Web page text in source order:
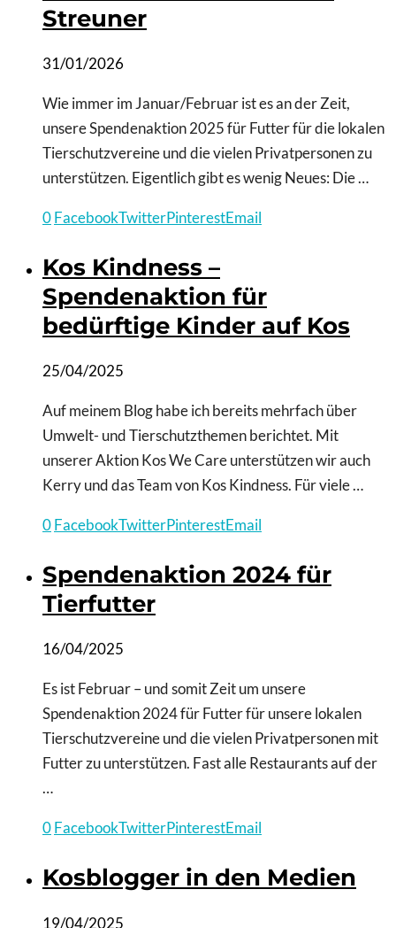
Streuner
31/01/2026
Wie immer im Januar/Februar ist es an der Zeit,
unsere Spendenaktion 2025 für Futter für die lokalen
Tierschutzvereine und die vielen Privatpersonen zu
unterstützen. Eigentlich gibt es wenig Neues: Die …
0FacebookTwitterPinterestEmail
Kos Kindness –
Spendenaktion für
bedürftige Kinder auf Kos
25/04/2025
Auf meinem Blog habe ich bereits mehrfach über
Umwelt- und Tierschutzthemen berichtet. Mit
unserer Aktion Kos We Care unterstützen wir auch
Kerry und das Team von Kos Kindness. Für viele …
0FacebookTwitterPinterestEmail
Spendenaktion 2024 für
Tierfutter
16/04/2025
Es ist Februar – und somit Zeit um unsere
Spendenaktion 2024 für Futter für unsere lokalen
Tierschutzvereine und die vielen Privatpersonen mit
Futter zu unterstützen. Fast alle Restaurants auf der
…
0FacebookTwitterPinterestEmail
Kosblogger in den Medien
19/04/2025